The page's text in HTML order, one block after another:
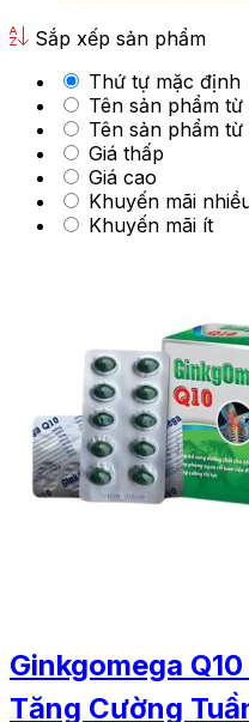
Sắp xếp sản phẩm
Thứ tự mặc định
Tên sản phẩm từ
Tên sản phẩm từ
Giá thấp
Giá cao
Khuyến mãi
Khuyến mãi ít
Ginkgomega
Tăng Cường